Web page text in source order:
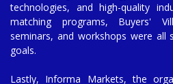
technologies, and high-quality
matching programs, Buyers'
seminars, and workshops were all
goals.
Lastly, Informa Markets, the